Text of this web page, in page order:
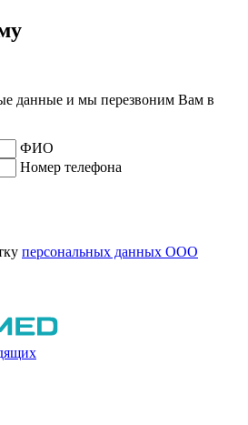
данные и мы перезвоним Вам в
ФИО
Номер телефона
персональных данных ООО